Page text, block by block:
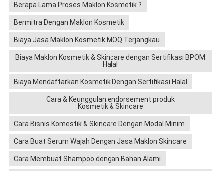
Berapa Lama Proses Maklon Kosmetik ?
Bermitra Dengan Maklon Kosmetik
Biaya Jasa Maklon Kosmetik MOQ Terjangkau
Biaya Maklon Kosmetik & Skincare dengan Sertifikasi BPOM
Halal
Biaya Mendaftarkan Kosmetik Dengan Sertifikasi Halal
Cara & Keunggulan endorsement produk
Kosmetik & Skincare
Cara Bisnis Komestik & Skincare Dengan Modal Minim
Cara Buat Serum Wajah Dengan Jasa Maklon Skincare
Cara Membuat Shampoo dengan Bahan Alami